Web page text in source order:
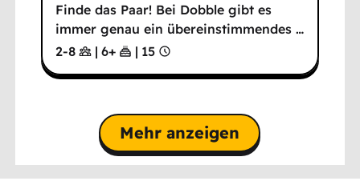
Finde das Paar! Bei Dobble gibt es
immer genau ein übereinstimmendes…
2-8
| 6+ | 15
Mehr anzeigen